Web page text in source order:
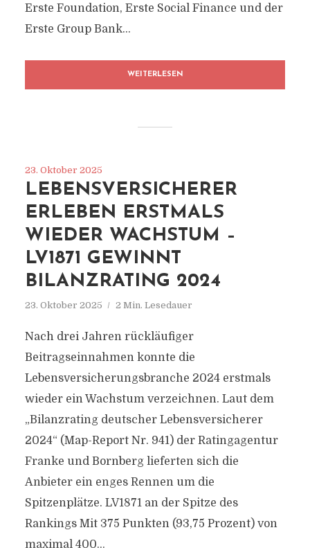
Erste Foundation, Erste Social Finance und der
Erste Group Bank...
WEITERLESEN
23. Oktober 2025
LEBENSVERSICHERER
ERLEBEN ERSTMALS
WIEDER WACHSTUM –
LV1871 GEWINNT
BILANZRATING 2024
23. Oktober 2025 2 Min. Lesedauer
Nach drei Jahren rückläufiger
Beitragseinnahmen konnte die
Lebensversicherungsbranche 2024 erstmals
wieder ein Wachstum verzeichnen. Laut dem
„Bilanzrating deutscher Lebensversicherer
2024“ (Map-Report Nr. 941) der Ratingagentur
Franke und Bornberg lieferten sich die
Anbieter ein enges Rennen um die
Spitzenplätze. LV1871 an der Spitze des
Rankings Mit 375 Punkten (93,75 Prozent) von
maximal 400...